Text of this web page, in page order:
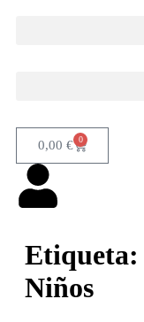
0,00 € 0
Etiqueta:
Niños